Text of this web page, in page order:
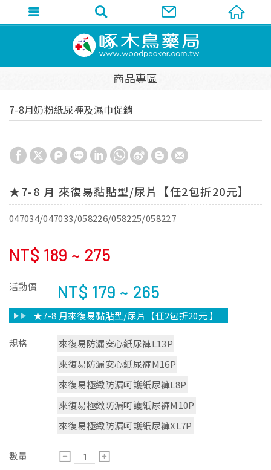
商品專區
7-8月奶粉紙尿褲及濕巾促銷
★7-8 月 來復易黏貼型/尿片【任2包折20元】
047034/047033/058226/058225/058227
NT$ 189 ~ 275
活動價 NT$ 179 ~ 265
★7-8 月來復易黏貼型/尿片【任2包折20元 】
規格
來復易防漏安心紙尿褲L13P
來復易防漏安心紙尿褲M16P
來復易極緻防漏呵護紙尿褲L8P
來復易極緻防漏呵護紙尿褲M10P
來復易極緻防漏呵護紙尿褲XL7P
數量